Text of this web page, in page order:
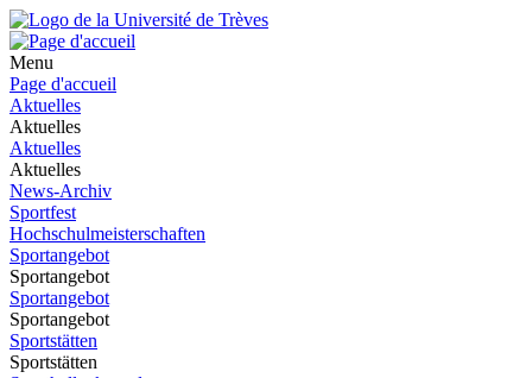
Menu
Page d'accueil
Aktuelles
Aktuelles
Aktuelles
Aktuelles
News-Archiv
Sportfest
Hochschulmeisterschaften
Sportangebot
Sportangebot
Sportangebot
Sportangebot
Sportstätten
Sportstätten